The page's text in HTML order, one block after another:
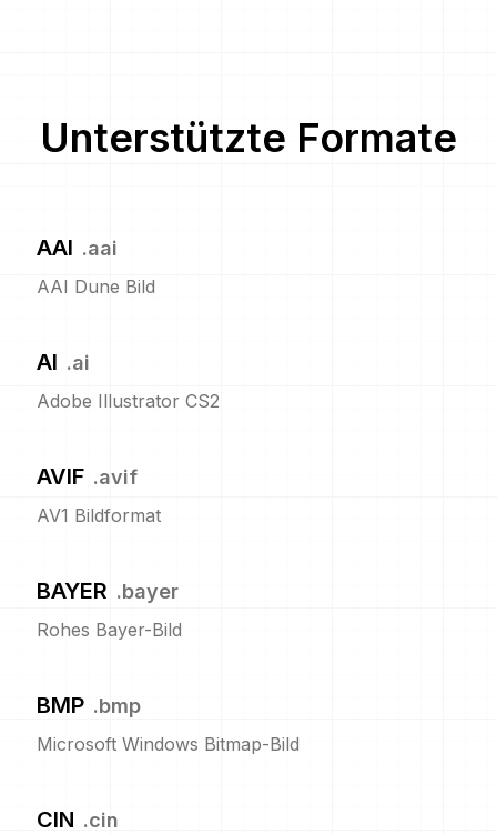
Unterstützte Formate
AAI .aai
AAI Dune Bild
AI .ai
Adobe Illustrator CS2
AVIF .avif
AV1 Bildformat
BAYER .bayer
Rohes Bayer-Bild
BMP .bmp
Microsoft Windows Bitmap-Bild
CIN .cin